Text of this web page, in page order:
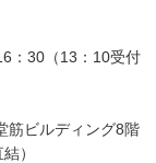
：30（13：10受付
ビルディング8階
）